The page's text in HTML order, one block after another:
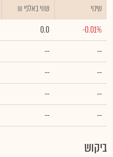
שינוי ₪ שווי באלפי
-0.01%
0.0
--
--
--
--
--
--
--
--
ביקוש